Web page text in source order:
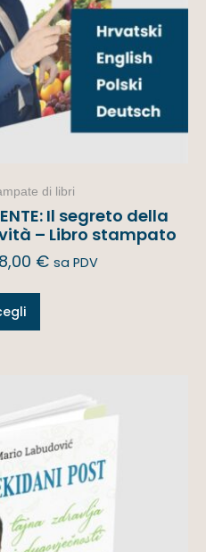
di libri
Il segreto della
– Libro stampato
€ sa PDV